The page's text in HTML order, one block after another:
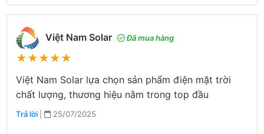
Việt Nam Solar Đã mua hàng
★★★★★
Việt Nam Solar lựa chọn sản phẩm điện mặt trời
chất lượng, thương hiệu nằm trong top đầu
Trả lời | 25/07/2025